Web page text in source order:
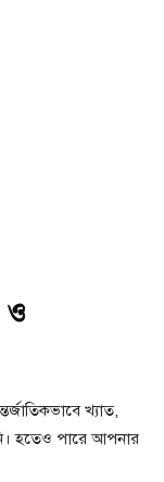
ও
খ্যাত,
হতেও পারে আপনার